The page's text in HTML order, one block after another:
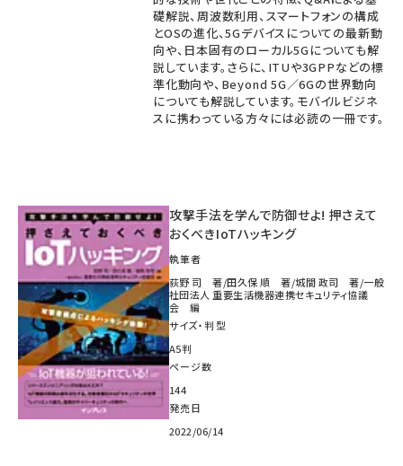
礎解説、周波数利用、スマートフォンの構成
とOSの進化、5Gデバイスについての最新動
向や、日本固有のローカル5Gについても解
説しています。さらに、ITUや3GPPなどの標
準化動向や、Beyond 5G／6Gの世界動向
についても解説しています。モバイルビジネ
スに携わっている方々には必読の一冊です。
攻撃手法を学んで防御せよ! 押さえて
おくべきIoTハッキング
執筆者
荻野 司 著/田久保 順 著/城間 政司 著/一般
社団法人 重要生活機器連携セキュリティ協議
会 編
サイズ・判型
A5判
ページ数
144
発売日
2022/06/14